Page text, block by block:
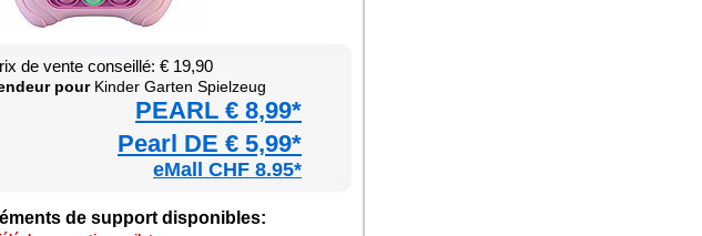
de vente conseillé: € 19,90
pourKin­der Gar­ten Spiel­zeug
PEARL € 8,99*
Pearl DE € 5,99*
eMall CHF 8.95*
de sup­port dis­po­nibles: